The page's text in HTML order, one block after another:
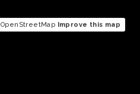
OpenStreetMap Improve this map